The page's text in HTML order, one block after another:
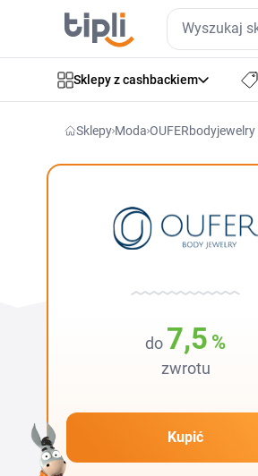
Sklepy z cashbackiem
Sklepy Moda OUFERbodyjewelry
do 7,5 %
zwrotu
Kupić